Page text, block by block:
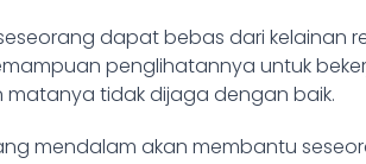
dapat bebas dari
penglihatannya untuk
matanya tidak dijaga dengan baik.
mendalam akan membantu